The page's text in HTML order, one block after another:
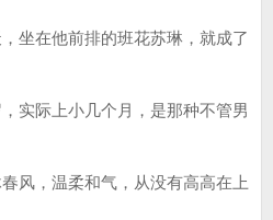
在他前排的班花苏琳，就成了
际上小几个月，是那种不管男
，温柔和气，从没有高高在上